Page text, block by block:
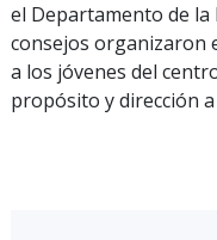
el Departamento de la
consejos organizaron
a los jóvenes del
propósito y dirección a